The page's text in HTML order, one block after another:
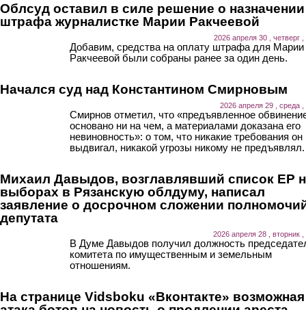
Облсуд оставил в силе решение о назначении
штрафа журналистке Марии Ракчеевой
2026 апреля 30 , четверг ,
Добавим, средства на оплату штрафа для Марии
Ракчеевой были собраны ранее за один день.
Начался суд над Константином Смирновым
2026 апреля 29 , среда ,
Смирнов отметил, что «предъявленное
основано ни на чем, а материалами доказана его
невиновность»: о том, что никакие требования он
выдвигал, никакой угрозы никому не предъявлял.
Михаил Давыдов, возглавлявший список ЕР
выборах в Рязанскую облдуму, написал
заявление о досрочном сложении
депутата
2026 апреля 28 , вторник ,
В Думе Давыдов получил должность
комитета по имущественным и земельным
отношениям.
На странице Vidsboku «Вконтакте» возможная